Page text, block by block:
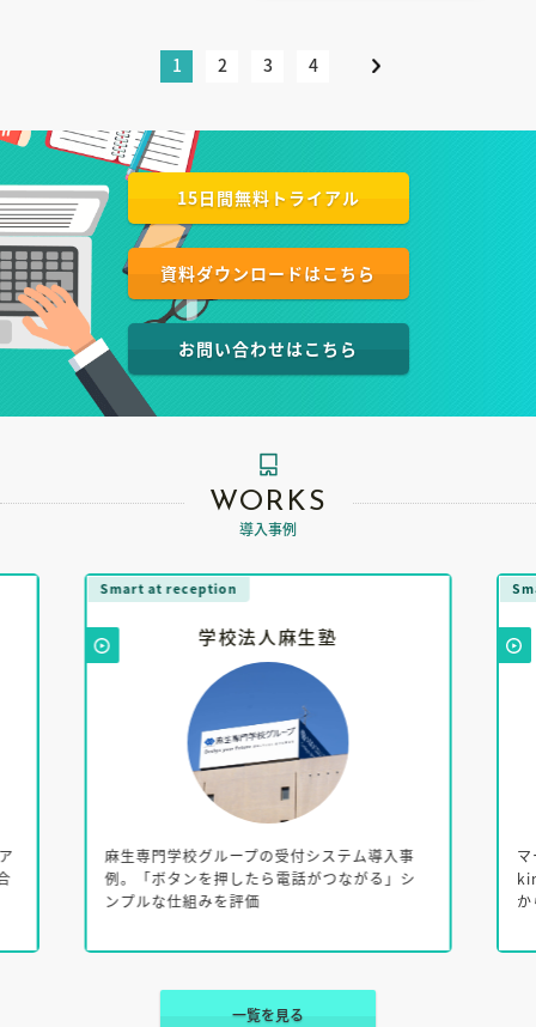
1 2 3 4
15日間無料トライアル
資料ダウンロードはこちら
お問い合わせはこちら
WORKS
導入事例
Smart at reception
学校法人麻生塾
麻生専門学校グループの受付システム導入事
例。「ボタンを押したら電話がつながる」シ
ンプルな仕組みを評価
一覧を見る